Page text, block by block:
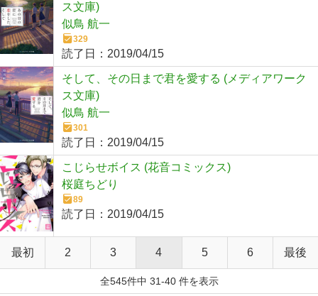
ス文庫)
似鳥 航一
329
読了日： 2019/04/15
そして、その日まで君を愛する (メディアワーク
ス文庫)
似鳥 航一
301
読了日： 2019/04/15
こじらせボイス (花音コミックス)
桜庭ちどり
89
読了日： 2019/04/15
最初 2 3 4 5 6 最後
全545件中 31-40 件を表示